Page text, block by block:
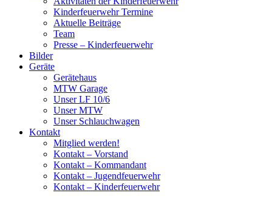
Kinderfeuerwehr Termine
Aktuelle Beiträge
Team
Presse – Kinderfeuerwehr
Bilder
Geräte
Gerätehaus
MTW Garage
Unser LF 10/6
Unser MTW
Unser Schlauchwagen
Kontakt
Mitglied werden!
Kontakt – Vorstand
Kontakt – Kommandant
Kontakt – Jugendfeuerwehr
Kontakt – Kinderfeuerwehr